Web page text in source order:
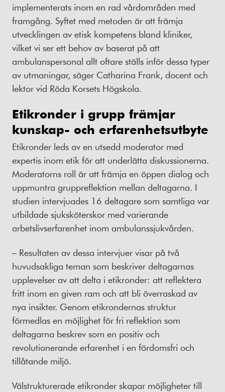
implementerats inom en rad vårdområden med
framgång. Syftet med metoden är att främja
utvecklingen av etisk kompetens bland kliniker,
vilket vi ser ett behov av baserat på att
ambulanspersonal allt oftare ställs inför dessa typer
av utmaningar, säger Catharina Frank, docent och
lektor vid Röda Korsets Högskola.
Etikronder i grupp främjar
kunskap- och erfarenhetsutbyte
Etikronder leds av en utsedd moderator med
expertis inom etik för att underlätta diskussionerna.
Moderatorns roll är att främja en öppen dialog och
uppmuntra gruppreflektion mellan deltagarna. I
studien intervjuades 16 deltagare som samtliga var
utbildade sjuksköterskor med varierande
arbetslivserfarenhet inom ambulanssjukvården.
– Resultaten av dessa intervjuer visar på två
huvudsakliga teman som beskriver deltagarnas
upplevelser av att delta i etikronder: att reflektera
fritt inom en given ram och att bli överraskad av
nya insikter. Genom etikrondernas struktur
förmedlas en möjlighet för fri reflektion som
deltagarna beskrev som en positiv och
revolutionerande erfarenhet i en fördomsfri och
tillåtande miljö.
Välstrukturerade etikronder skapar möjligheter till